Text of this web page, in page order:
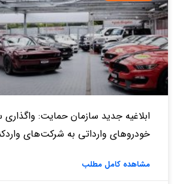
ابلاغیه جدید سازمان حمایت: واگذاری
خودروهای وارداتی به شرکت‌های
مشاهده کامل مطلب